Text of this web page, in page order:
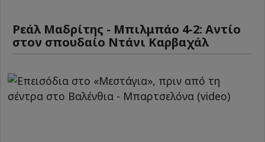
Ρεάλ Μαδρίτης - Μπιλμπάο 4-2: Αντίο
στον σπουδαίο Ντάνι Καρβαχάλ